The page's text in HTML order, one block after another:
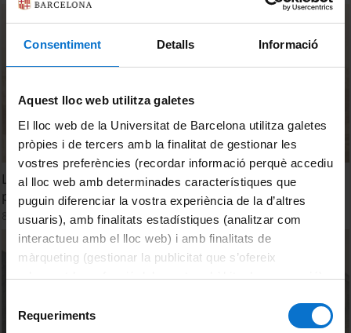
Consentiment Detalls Informació
Aquest lloc web utilitza galetes
El lloc web de la Universitat de Barcelona utilitza galetes
pròpies i de tercers amb la finalitat de gestionar les
vostres preferències (recordar informació perquè accediu
al lloc web amb determinades característiques que
puguin diferenciar la vostra experiència de la d’altres
usuaris), amb finalitats estadístiques (analitzar com
interactueu amb el lloc web) i amb finalitats de
màrqueting (gestionar la publicitat que s’ofereix
adequant-la en funció dels vostres hàbits de navegació).
consultar laPolítica de galetes del lloc web de la
Requeriments
La Universitat de Barcelona. Del retorn a la ciutat fins al
plantejament de l'autonomia (1840-1914)
8 Abril, 2026